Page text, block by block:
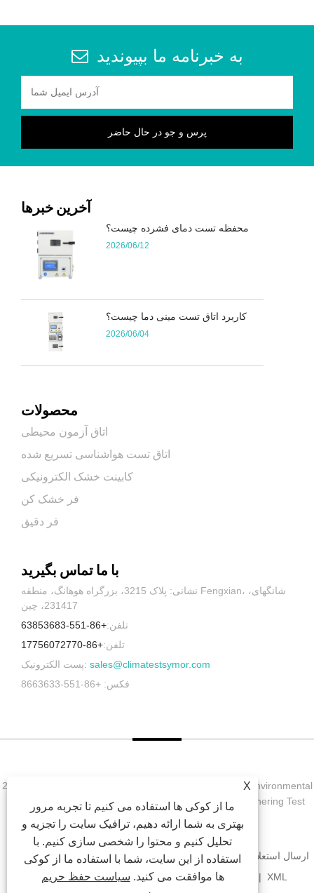
به خبرنامه ما بپیوندید
آخرین خبرها
محفظه تست دمای فشرده چیست؟
2026/06/12
کاربرد اتاق تست مینی دما چیست؟
2026/06/04
محصولات
اتاق آزمون محیطی
اتاق تست هواشناسی تسریع شده
کابینت خشک الکترونیکی
فر خشک کن
فر دقیق
با ما تماس بگیرید
نشانی: پلاک 3215، بزرگراه هوهانگ، منطقه Fengxian، شانگهای،
231417، چین
تلفن:+86-551-63853683
تلفن:+86-17756072770
پست الکترونیک: sales@climatestsymor.com
فکس: +86-551-8663633
حق چاپ © 2022 Symor Instrument Equipment Co., Ltd. Environmental
Test Chamber, Electronic Dry Cobine, Accelerated Weathering Test
صفحه اصلی درباره ما محصولات اخبار دانلود
ارسال استعلام
با ما تماس بگیرید
پیوندها SITEMAP
XML
X
ما از کوکی ها استفاده می کنیم تا تجربه مرور
بهتری به شما ارائه دهیم، ترافیک سایت را تجزیه و
تحلیل کنیم و محتوا را شخصی سازی کنیم. با
استفاده از این سایت، شما با استفاده ما از کوکی
ها موافقت می کنید. سیاست حفظ حریم